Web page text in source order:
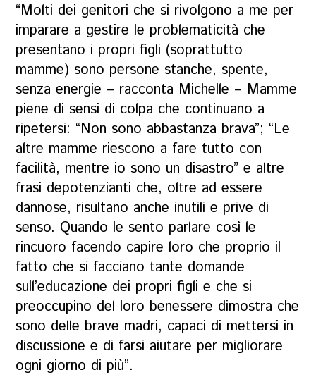
“Molti dei genitori che si rivolgono a me per
imparare a gestire le problematicità che
presentano i propri figli (soprattutto
mamme) sono persone stanche, spente,
senza energie – racconta Michelle – Mamme
piene di sensi di colpa che continuano a
ripetersi: “Non sono abbastanza brava”; “Le
altre mamme riescono a fare tutto con
facilità, mentre io sono un disastro” e altre
frasi depotenzianti che, oltre ad essere
dannose, risultano anche inutili e prive di
senso. Quando le sento parlare così le
rincuoro facendo capire loro che proprio il
fatto che si facciano tante domande
sull’educazione dei propri figli e che si
preoccupino del loro benessere dimostra che
sono delle brave madri, capaci di mettersi in
discussione e di farsi aiutare per migliorare
ogni giorno di più”.